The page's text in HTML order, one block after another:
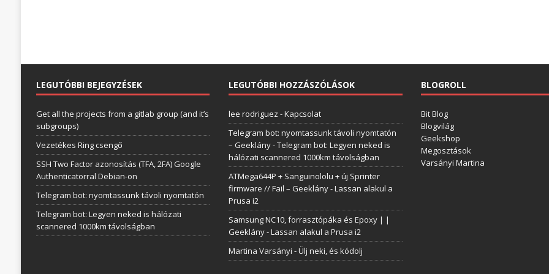
LEGUTÓBBI BEJEGYZÉSEK
Get all the projects from a gitlab group (and it’s
subgroups)
Vezetékes Ring csengő
SSH Two Factor azonosítás (TFA, 2FA) Google
Authenticatorral Debian-on
Telegram bot: nyomtassunk távoli nyomtatón
Telegram bot: Legyen neked is hálózati
scannered 1000km távolságban
LEGUTÓBBI HOZZÁSZÓLÁSOK
lee rodriguez -Kapcsolat
Telegram bot: nyomtassunk távoli nyomtatón
– Geeklány-Telegram bot: Legyen neked is
hálózati scannered 1000km távolságban
ATMega644P + Sanguinololu + új Sprinter
firmware // Fail – Geeklány-Lassan alakul a
Prusa i2
Samsung NC10, forrasztópáka és Epoxy | |
Geeklány-Lassan alakul a Prusa i2
Martina Varsányi -Ülj neki, és kódolj
BLOGROLL
Bit Blog
Blogvilág
Geekshop
Megosztások
Varsányi Martina